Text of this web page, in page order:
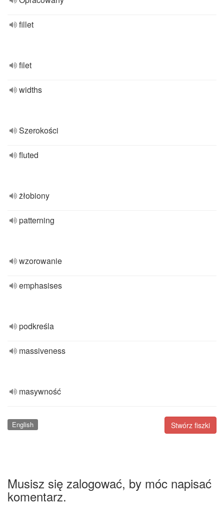
fillet
filet
widths
Szerokości
fluted
żłobiony
patterning
wzorowanie
emphasises
podkreśla
massiveness
masywność
Stwórz fiszki
English
Musisz się zalogować, by móc napisać
komentarz.